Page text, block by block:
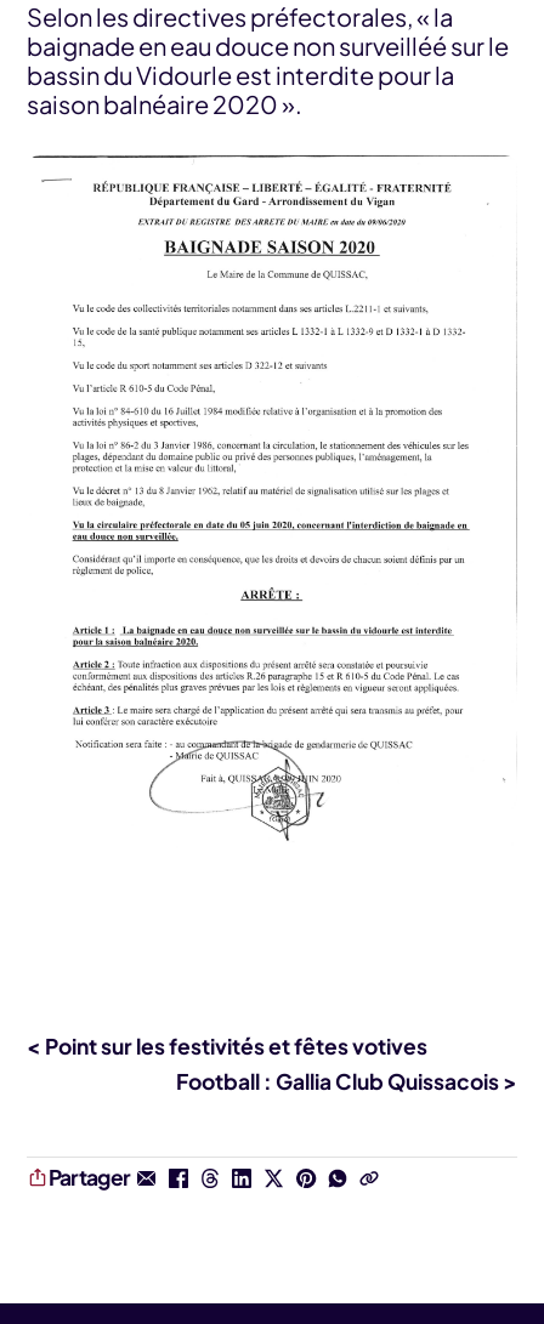
Selon les directives préfectorales, « la
baignade en eau douce non surveilléé sur le
bassin du Vidourle est interdite pour la
saison balnéaire 2020 ».
< Point sur les festivités et fêtes votives
Football : Gallia Club Quissacois >
Partager